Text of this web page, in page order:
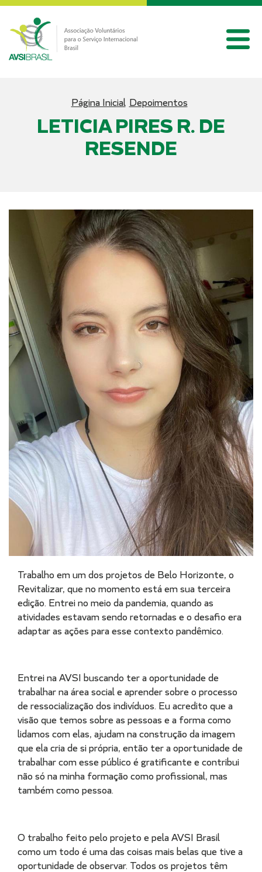
Página Inicial Depoimentos
LETICIA PIRES R. DE
RESENDE
Trabalho em um dos projetos de Belo Horizonte, o
Revitalizar, que no momento está em sua terceira
edição. Entrei no meio da pandemia, quando as
atividades estavam sendo retornadas e o desafio era
adaptar as ações para esse contexto pandêmico.
Entrei na AVSI buscando ter a oportunidade de
trabalhar na área social e aprender sobre o processo
de ressocialização dos indivíduos. Eu acredito que a
visão que temos sobre as pessoas e a forma como
lidamos com elas, ajudam na construção da imagem
que ela cria de si própria, então ter a oportunidade de
trabalhar com esse público é gratificante e contribui
não só na minha formação como profissional, mas
também como pessoa.
O trabalho feito pelo projeto e pela AVSI Brasil
como um todo é uma das coisas mais belas que tive a
oportunidade de observar. Todos os projetos têm